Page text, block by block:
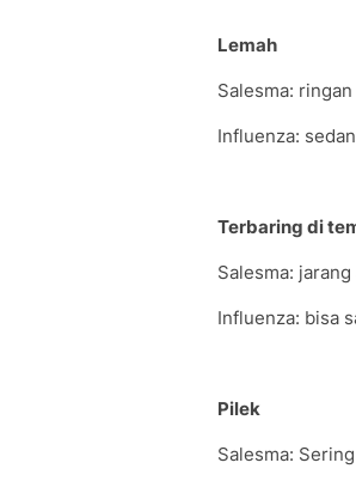
Lemah
Salesma: ringan
Influenza:
Terbaring di
Salesma:
Influenza: bisa
Pilek
Salesma: Sering